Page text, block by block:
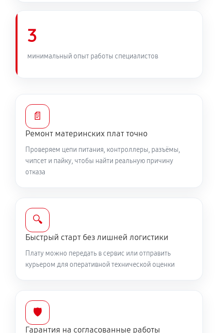
3
минимальный опыт работы специалистов
📄
Ремонт материнских плат точно
Проверяем цепи питания, контроллеры, разъёмы,
чипсет и пайку, чтобы найти реальную причину
отказа
🔍
Быстрый старт без лишней логистики
Плату можно передать в сервис или отправить
курьером для оперативной технической оценки
🛡️
Гарантия на согласованные работы